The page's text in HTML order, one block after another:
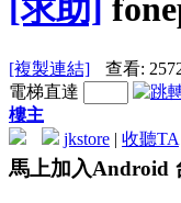
[求助]
[複製連結] 查看:
電梯直達
樓主
jkstore | 收聽TA
馬上加入Android